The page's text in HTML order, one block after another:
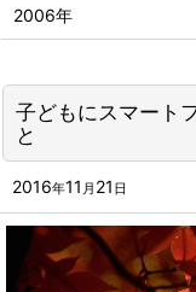
子どもにスマート
と
2016年11 月 21 日
2006年